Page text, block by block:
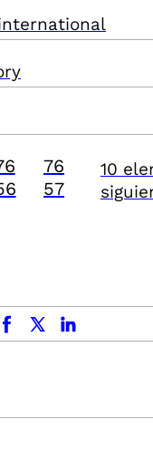
76
57
10
x.com linkedin